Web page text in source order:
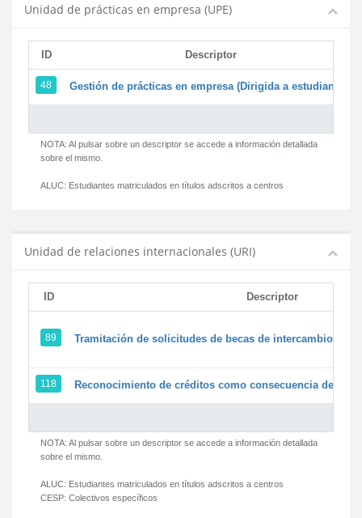
Unidad de prácticas en empresa (UPE)
ID Descriptor
48 Gestión de prácticas en empresa (Dirigida a estudiantes)
NOTA: Al pulsar sobre un descriptor se accede a información detallada
sobre el mismo.
ALUC: Estudiantes matriculados en títulos adscritos a centros
Unidad de relaciones internacionales (URI)
ID Descriptor
89 Tramitación de solicitudes de becas de intercambio
118 Reconocimiento de créditos como consecuencia de un
NOTA: Al pulsar sobre un descriptor se accede a información detallada
sobre el mismo.
ALUC: Estudiantes matriculados en títulos adscritos a centros
CESP: Colectivos específicos